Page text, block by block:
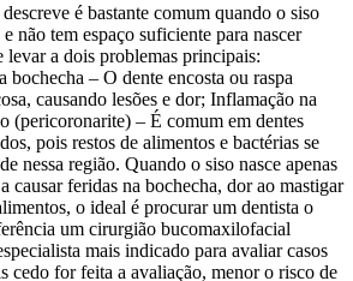
é bastante comum quando o siso
não tem espaço suficiente para nascer
levar a dois problemas principais:
bochecha – O dente encosta ou raspa
causando lesões e dor; Inflamação na
(pericoronarite) – É comum em dentes
pois restos de alimentos e bactérias se
nessa região. Quando o siso nasce apenas
causar feridas na bochecha, dor ao mastigar
o ideal é procurar um dentista o
um cirurgião bucomaxilofacial
mais indicado para avaliar casos
cedo for feita a avaliação, menor o risco de